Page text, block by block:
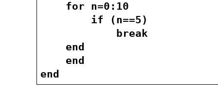
for n=0:10
if (n==5)
break
end
end
end